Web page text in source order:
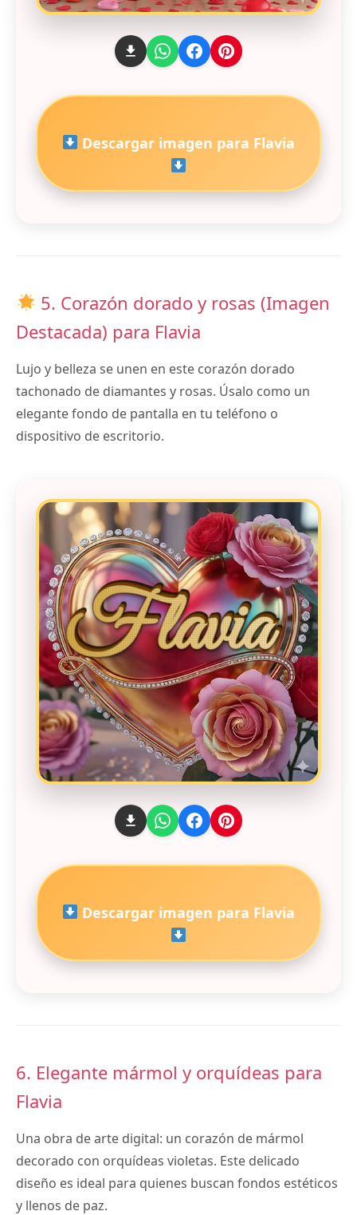
Descargar imagen para Flavia
5. Corazón dorado y rosas (Imagen
Destacada) para Flavia
Lujo y belleza se unen en este corazón dorado
tachonado de diamantes y rosas. Úsalo como un
elegante fondo de pantalla en tu teléfono o
dispositivo de escritorio.
Descargar imagen para Flavia
6. Elegante mármol y orquídeas para
Flavia
Una obra de arte digital: un corazón de mármol
decorado con orquídeas violetas. Este delicado
diseño es ideal para quienes buscan fondos estéticos
y llenos de paz.